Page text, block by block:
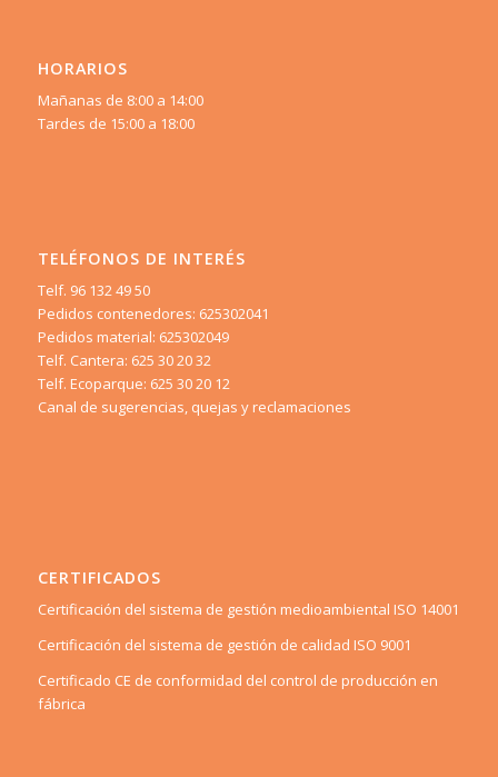
HORARIOS
Mañanas de 8:00 a 14:00
Tardes de 15:00 a 18:00
TELÉFONOS DE INTERÉS
Telf. 96 132 49 50
Pedidos contenedores: 625302041
Pedidos material: 625302049
Telf. Cantera: 625 30 20 32
Telf. Ecoparque: 625 30 20 12
Canal de sugerencias, quejas y reclamaciones
CERTIFICADOS
Certificación del sistema de gestión medioambiental ISO 14001
Certificación del sistema de gestión de calidad ISO 9001
Certificado CE de conformidad del control de producción en
fábrica